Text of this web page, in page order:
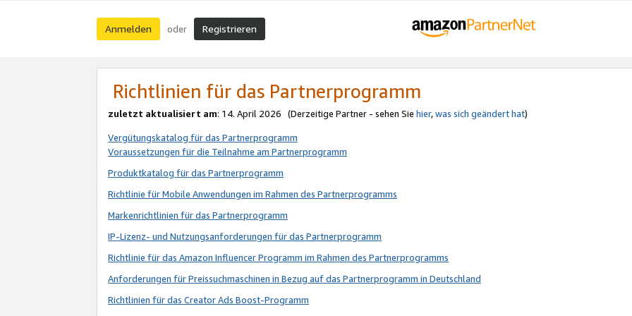
Anmelden oder Registrieren
Richtlinien für das Partnerprogramm
zuletzt aktualisiert am: 14. April 2026 (Derzeitige Partner - sehen Sie hier,was sich geändert hat)
Vergütungskatalog für das Partnerprogramm
Voraussetzungen für die Teilnahme am Partnerprogramm
Produktkatalog für das Partnerprogramm
Richtlinie für Mobile Anwendungen im Rahmen des Partnerprogramms
Markenrichtlinien für das Partnerprogramm
IP-Lizenz- und Nutzungsanforderungen für das Partnerprogramm
Richtlinie für das Amazon Influencer Programm im Rahmen des Partnerprogramms
Anforderungen für Preissuchmaschinen in Bezug auf das Partnerprogramm in Deutschland
Richtlinien für das Creator Ads Boost-Programm